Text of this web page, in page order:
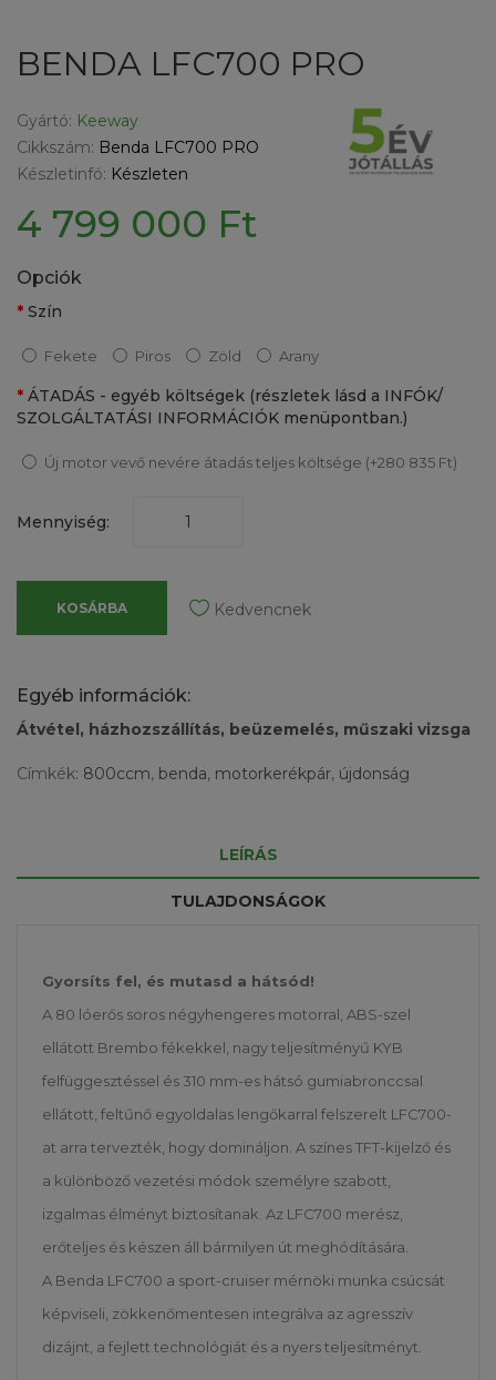
BENDA LFC700 PRO
Gyártó: Keeway
Cikkszám: Benda LFC700 PRO
Készletinfó: Készleten
4 799 000 Ft
Opciók
Szín
Fekete Piros Zöld Arany
ÁTADÁS - egyéb költségek (részletek lásd a INFÓK/
SZOLGÁLTATÁSI INFORMÁCIÓK menüpontban.)
Új motor vevő nevére átadás teljes költsége (+280 835 Ft)
Mennyiség:
KOSÁRBA Kedvencnek
Egyéb információk:
Átvétel, házhozszállítás, beüzemelés, műszaki vizsga
Címkék: 800ccm, benda, motorkerékpár, újdonság
LEÍRÁS
TULAJDONSÁGOK
Gyorsíts fel, és mutasd a hátsód!
A 80 lóerős soros négyhengeres motorral, ABS-szel
ellátott Brembo fékekkel, nagy teljesítményű KYB
felfüggesztéssel és 310 mm-es hátsó gumiabronccsal
ellátott, feltűnő egyoldalas lengőkarral felszerelt LFC700-
at arra tervezték, hogy domináljon. A színes TFT-kijelző és
a különböző vezetési módok személyre szabott,
izgalmas élményt biztosítanak. Az LFC700 merész,
erőteljes és készen áll bármilyen út meghódítására.
A Benda LFC700 a sport-cruiser mérnöki munka csúcsát
képviseli, zökkenőmentesen integrálva az agresszív
dizájnt, a fejlett technológiát és a nyers teljesítményt.